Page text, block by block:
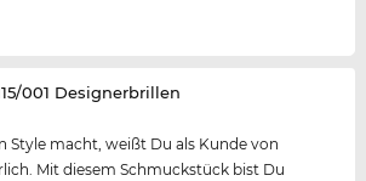
001 Designerbrillen
Style macht, weißt Du als Kunde von
Mit diesem Schmuckstück bist Du